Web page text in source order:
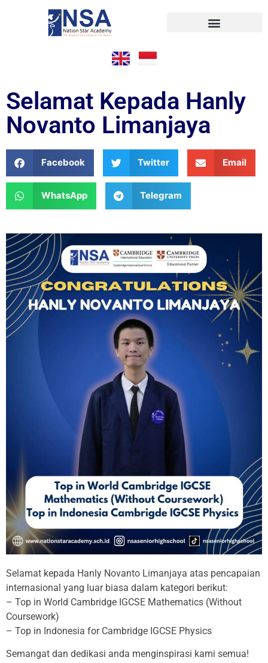
Selamat Kepada Hanly
Novanto Limanjaya
Facebook Twitter Email
WhatsApp Telegram
Selamat kepada Hanly Novanto Limanjaya atas pencapaian
internasional yang luar biasa dalam kategori berikut:
– Top in World Cambridge IGCSE Mathematics (Without
Coursework)
– Top in Indonesia for Cambridge IGCSE Physics
Semangat dan dedikasi anda menginspirasi kami semua!